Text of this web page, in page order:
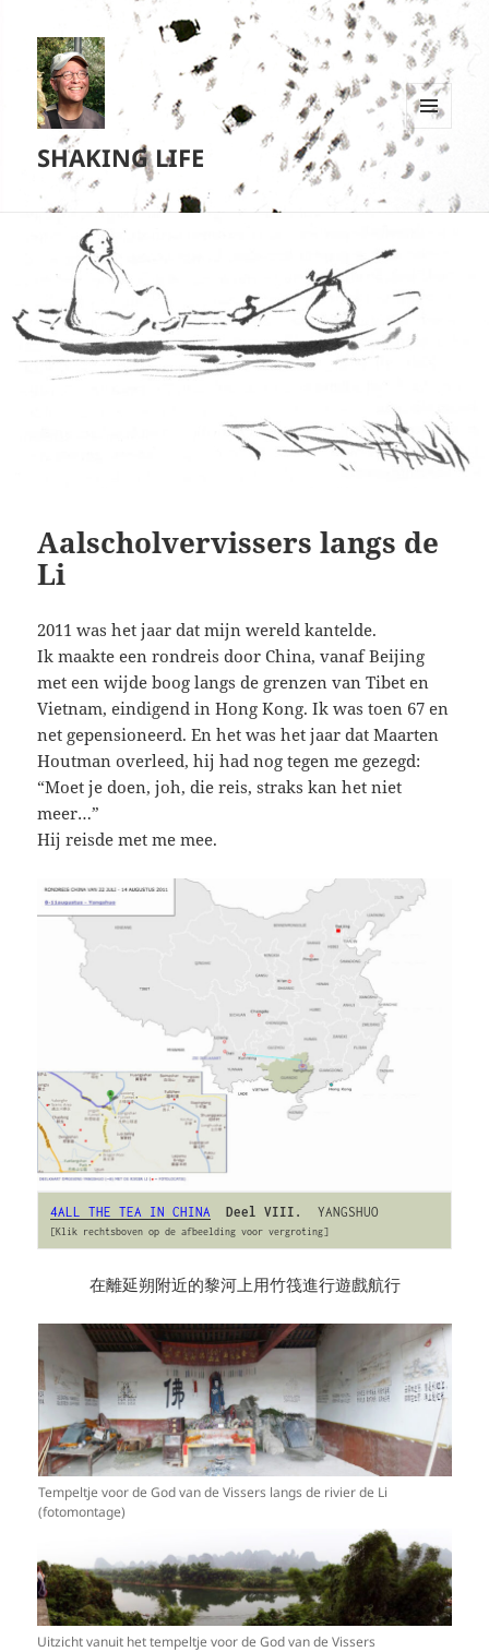
SHAKING LIFE
MENU
WIDGETS
Aalscholvervissers langs de
Li
2011 was het jaar dat mijn wereld kantelde.
Ik maakte een rondreis door China, vanaf Beijing
met een wijde boog langs de grenzen van Tibet en
Vietnam, eindigend in Hong Kong. Ik was toen 67 en
net gepensioneerd. En het was het jaar dat Maarten
Houtman overleed, hij had nog tegen me gezegd:
“Moet je doen, joh, die reis, straks kan het niet
meer…”
Hij reisde met me mee.
4ALL THE TEA IN CHINA Deel VIII.
  YANGSHUO
[Klik rechtsboven op de afbeelding voor vergroting]
在離延朔附近的黎河上用竹筏進行遊戲航行
Tempeltje voor de God van de Vissers langs de rivier de Li
(fotomontage)
Uitzicht vanuit het tempeltje voor de God van de Vissers